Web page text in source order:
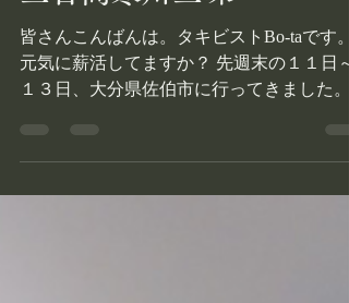
三日間寒川三昧
皆さんこんばんは。タキビストBo-taです。
元気に薪活してますか？ 先週末の１１日～
（本当は「アウトドア × 防災 イベント ‐...